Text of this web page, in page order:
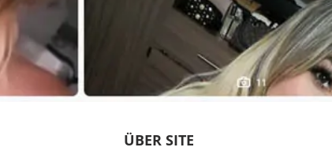
ÜBER SITE